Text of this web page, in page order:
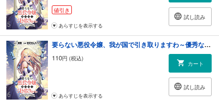
値引き
試し読み
あらすじを表示する
要らない悪役令嬢、我が国で引き取りますわ～優秀なご令嬢方を追放だなんて愚かな真似、国を滅ぼしましてよ？～ 【連載版】６
110円 (税込)
カート
試し読み
あらすじを表示する